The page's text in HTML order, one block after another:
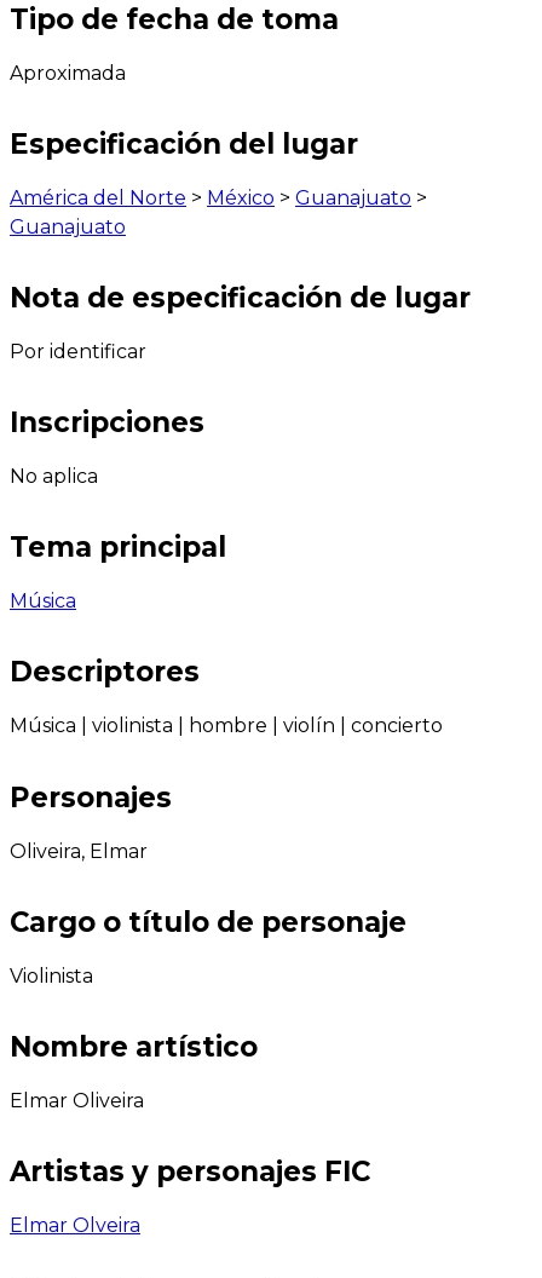
Tipo de fecha de toma
Aproximada
Especificación del lugar
América del Norte > México > Guanajuato >
Guanajuato
Nota de especificación de lugar
Por identificar
Inscripciones
No aplica
Tema principal
Música
Descriptores
Música violinista hombre violín concierto
Personajes
Oliveira, Elmar
Cargo o título de personaje
Violinista
Nombre artístico
Elmar Oliveira
Artistas y personajes FIC
Elmar Olveira